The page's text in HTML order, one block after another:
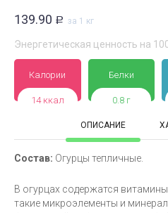
139.90 Р за 1 кг
Энергетическая ценность на
Калории
14 ккал
Белки
0.8 г
ОПИСАНИЕ
Состав: Огурцы тепличные.
В огурцах содержатся
такие микроэлементы и